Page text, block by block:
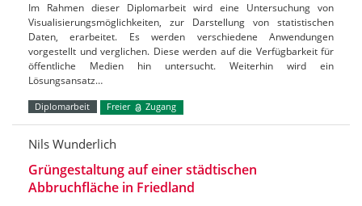
Im Rahmen dieser Diplomarbeit wird eine Untersuchung von
Visualisierungsmöglichkeiten, zur Darstellung von statistischen
Daten, erarbeitet. Es werden verschiedene Anwendungen
vorgestellt und verglichen. Diese werden auf die Verfügbarkeit für
öffentliche Medien hin untersucht. Weiterhin wird ein
Lösungsansatz…
Diplomarbeit Freier Zugang
Nils Wunderlich
Grüngestaltung auf einer städtischen
Abbruchfläche in Friedland